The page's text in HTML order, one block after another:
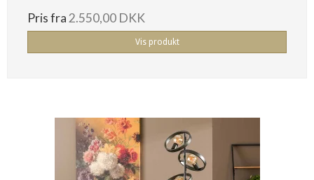
Pris fra 2.550,00 DKK
Vis produkt